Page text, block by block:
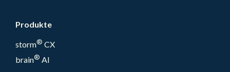
Produkte
storm® CX
brain® AI